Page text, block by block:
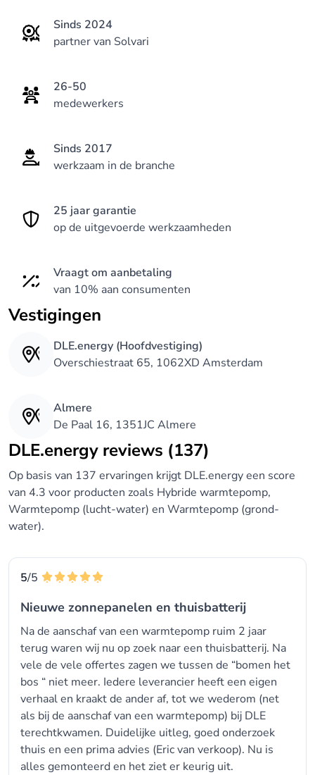
Sinds 2024
partner van Solvari
26-50
medewerkers
Sinds 2017
werkzaam in de branche
25 jaar garantie
op de uitgevoerde werkzaamheden
Vraagt om aanbetaling
van 10% aan consumenten
Vestigingen
DLE.energy (Hoofdvestiging)
Overschiestraat 65, 1062XD Amsterdam
Almere
De Paal 16, 1351JC Almere
DLE.energy reviews (137)
Op basis van 137 ervaringen krijgt DLE.energy een score
van 4.3 voor producten zoals Hybride warmtepomp,
Warmtepomp (lucht-water) en Warmtepomp (grond-
water).
5/5
Nieuwe zonnepanelen en thuisbatterij
Na de aanschaf van een warmtepomp ruim 2 jaar
terug waren wij nu op zoek naar een thuisbatterij. Na
vele de vele offertes zagen we tussen de “bomen het
bos “ niet meer. Iedere leverancier heeft een eigen
verhaal en kraakt de ander af, tot we wederom (net
als bij de aanschaf van een warmtepomp) bij DLE
terechtkwamen. Duidelijke uitleg, goed onderzoek
thuis en een prima advies (Eric van verkoop). Nu is
alles gemonteerd en het ziet er keurig uit.